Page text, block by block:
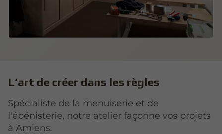
L’art de créer dans les règles
Spécialiste de la menuiserie et de
l'ébénisterie, notre atelier façonne vos projets
à Amiens.